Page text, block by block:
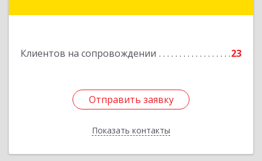
Клиентов на сопровождении 23
Отправить заявку
Показать контакты
Отправить заявку
Назад